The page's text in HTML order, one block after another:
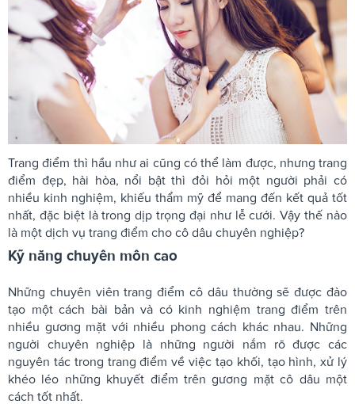
Trang điểm thì hầu như ai cũng có thể làm được, nhưng trang
điểm đẹp, hài hòa, nổi bật thì đỏi hỏi một người phải có
nhiều kinh nghiệm, khiếu thẩm mỹ để mang đến kết quả tốt
nhất, đặc biệt là trong dịp trọng đại như lễ cưới. Vậy thế nào
là một dịch vụ trang điểm cho cô dâu chuyên nghiệp?
Kỹ năng chuyên môn cao
Những chuyên viên trang điểm cô dâu thường sẽ được đào
tạo một cách bài bản và có kinh nghiệm trang điểm trên
nhiều gương mặt với nhiều phong cách khác nhau. Những
người chuyên nghiệp là những người nắm rõ được các
nguyên tác trong trang điểm về việc tạo khối, tạo hình, xử lý
khéo léo những khuyết điểm trên gương mặt cô dâu một
cách tốt nhất.